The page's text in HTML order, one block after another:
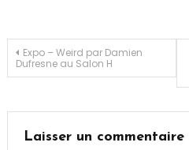
BO
Saint-
Navigation
l’article
Expo – Weird par Damien
Dufresne au Salon H
Laisser un commentaire